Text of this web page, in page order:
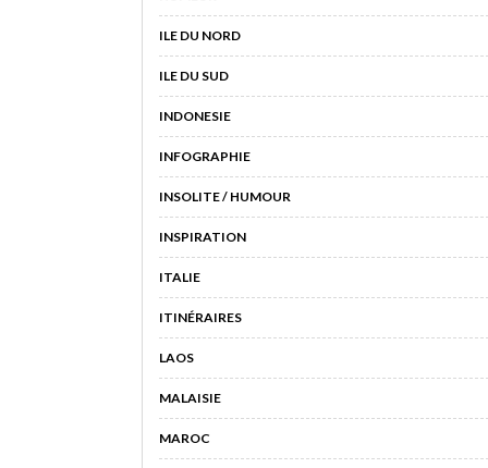
ILE DU NORD
ILE DU SUD
INDONESIE
INFOGRAPHIE
INSOLITE / HUMOUR
INSPIRATION
ITALIE
ITINÉRAIRES
LAOS
MALAISIE
MAROC